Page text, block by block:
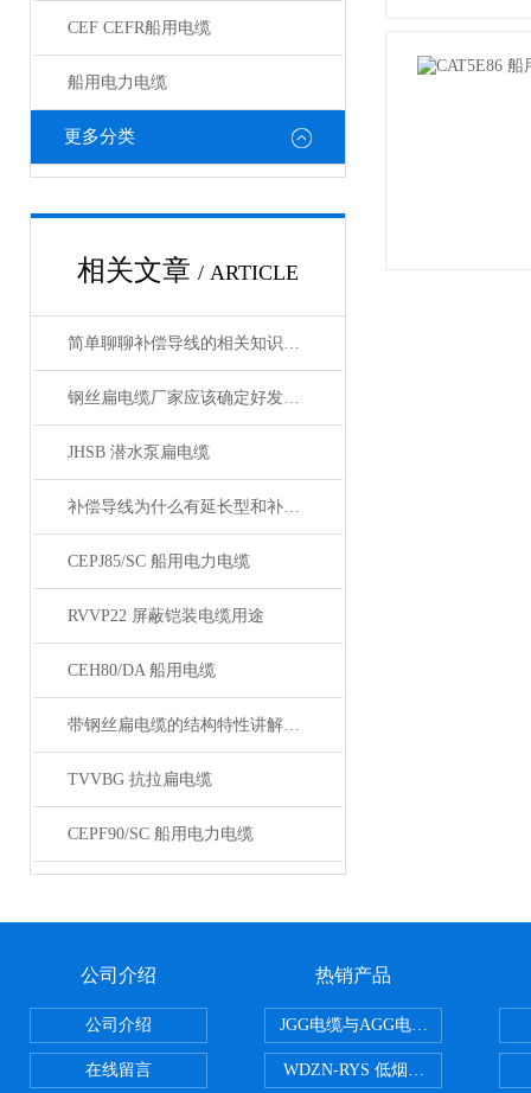
CEF CEFR船用电缆
船用电力电缆
更多分类
相关文章 / ARTICLE
简单聊聊补偿导线的相关知识普及
钢丝扁电缆厂家应该确定好发展方向
JHSB 潜水泵扁电缆
补偿导线为什么有延长型和补偿型两种？
CEPJ85/SC 船用电力电缆
RVVP22 屏蔽铠装电缆用途
CEH80/DA 船用电缆
带钢丝扁电缆的结构特性讲解与日常安装维护及故障排查指南
TVVBG 抗拉扁电缆
CEPF90/SC 船用电力电缆
公司介绍
公司介绍
在线留言
热销产品
JGG电缆与AGG电缆有什么区别
WDZN-RYS 低烟无卤耐火双绞线